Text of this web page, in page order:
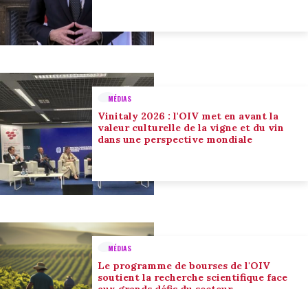
MÉDIAS
Vinitaly 2026 : l'OIV met en avant la
valeur culturelle de la vigne et du vin
dans une perspective mondiale
MÉDIAS
Le programme de bourses de l'OIV
soutient la recherche scientifique face